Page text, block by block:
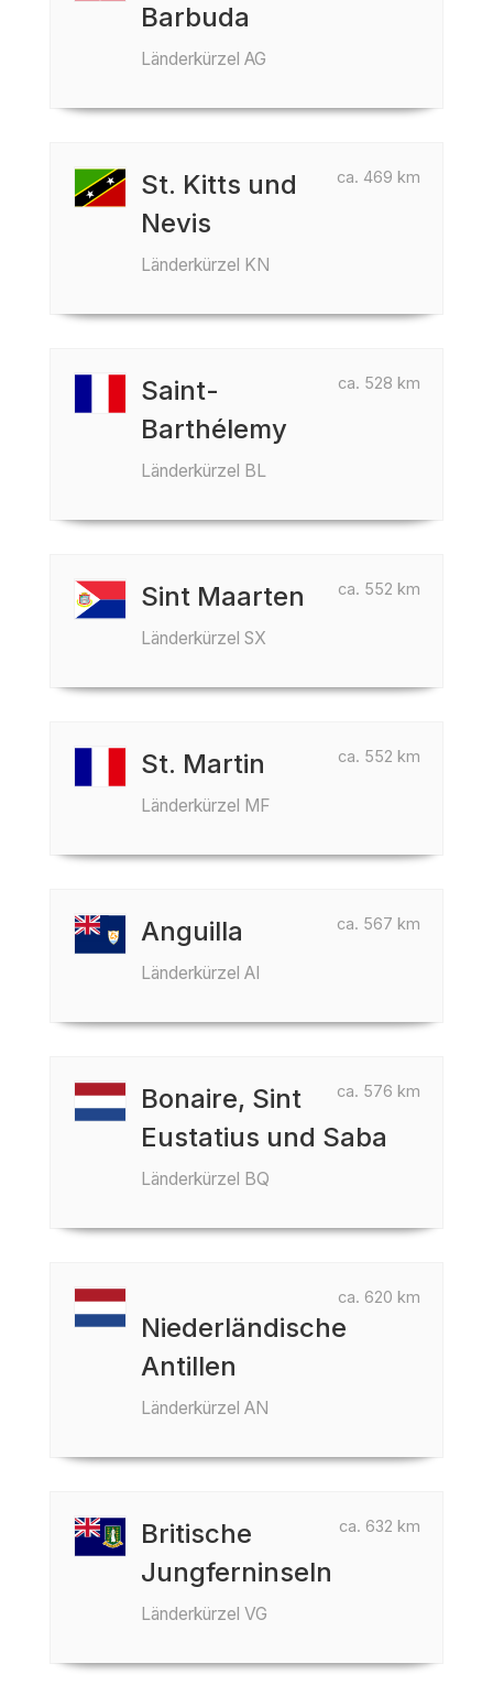
Barbuda
Länderkürzel AG
ca. 469 km
St. Kitts und
Nevis
Länderkürzel KN
ca. 528 km
Saint-
Barthélemy
Länderkürzel BL
ca. 552 km
Sint Maarten
Länderkürzel SX
ca. 552 km
St. Martin
Länderkürzel MF
ca. 567 km
Anguilla
Länderkürzel AI
ca. 576 km
Bonaire, Sint
Eustatius und Saba
Länderkürzel BQ
ca. 620 km
Niederländische
Antillen
Länderkürzel AN
ca. 632 km
Britische
Jungferninseln
Länderkürzel VG